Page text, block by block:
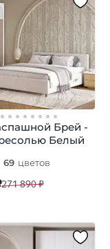
Брей -
Белый
69 цветов
271 890 ₽